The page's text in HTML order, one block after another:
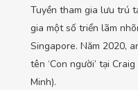
Tuyền tham gia lưu trú
gia một số triển lãm
Singapore. Năm 2020,
tên ‘Con người’ tại
Minh).